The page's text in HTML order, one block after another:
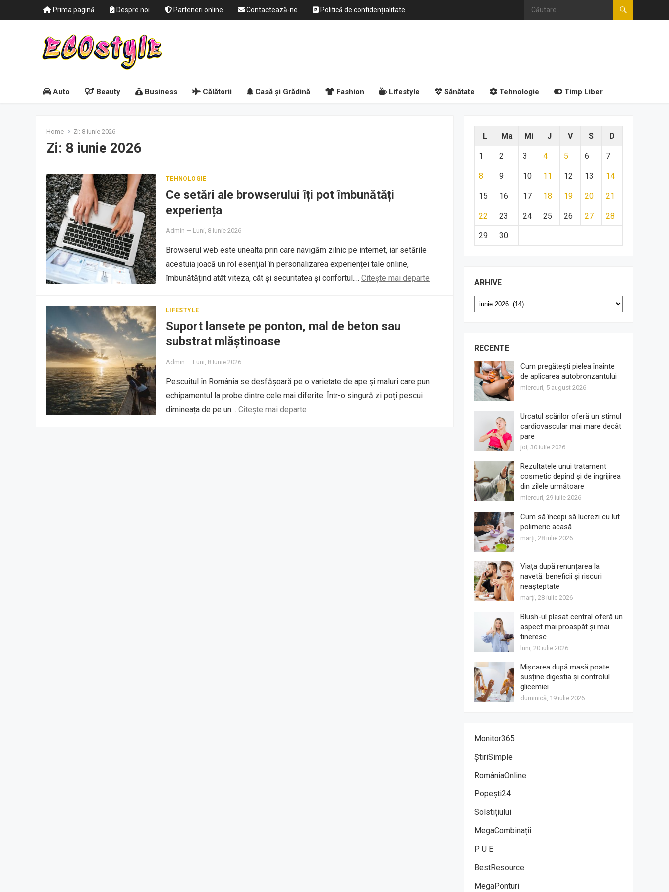
Prima pagină Despre noi Parteneri online Contactează-ne Politică de confidențialitate
Auto Beauty Business Călătorii Casă și Grădină Fashion Lifestyle Sănătate Tehnologie Timp Liber
Home Zi: 8 iunie 2026
Zi: 8 iunie 2026
TEHNOLOGIE
Ce setări ale browserului îți pot îmbunătăți
experiența
Admin — Luni, 8 Iunie 2026
Browserul web este unealta prin care navigăm zilnic pe internet, iar setările
acestuia joacă un rol esențial în personalizarea experienței tale online,
îmbunătățind atât viteza, cât și securitatea și confortul.… Citește mai departe
LIFESTYLE
Suport lansete pe ponton, mal de beton sau
substrat mlăștinoase
Admin — Luni, 8 Iunie 2026
Pescuitul în România se desfășoară pe o varietate de ape și maluri care pun
echipamentul la probe dintre cele mai diferite. Într-o singură zi poți pescui
dimineața de pe un… Citește mai departe
L Ma Mi J V S D
1 2 3 4 5 6 7
8 9 10 11 12 13 14
15 16 17 18 19 20 21
22 23 24 25 26 27 28
29 30
ARHIVE
Arhive
RECENTE
Cum pregătești pielea înainte
de aplicarea autobronzantului
miercuri, 5 august 2026
Urcatul scărilor oferă un stimul
cardiovascular mai mare decât
pare
joi, 30 iulie 2026
Rezultatele unui tratament
cosmetic depind și de îngrijirea
din zilele următoare
miercuri, 29 iulie 2026
Cum să începi să lucrezi cu lut
polimeric acasă
marți, 28 iulie 2026
Viața după renunțarea la
navetă: beneficii și riscuri
neașteptate
marți, 28 iulie 2026
Blush-ul plasat central oferă un
aspect mai proaspăt și mai
tineresc
luni, 20 iulie 2026
Mișcarea după masă poate
susține digestia și controlul
glicemiei
duminică, 19 iulie 2026
Monitor365
ȘtiriSimple
RomâniaOnline
Popești24
Solstițiului
MegaCombinații
P U E
BestResource
MegaPonturi